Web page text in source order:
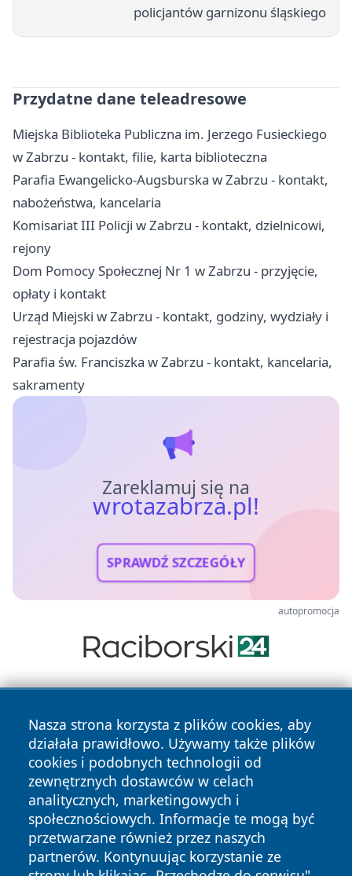
policjantów garnizonu śląskiego
Przydatne dane teleadresowe
Miejska Biblioteka Publiczna im. Jerzego Fusieckiego
w Zabrzu - kontakt, filie, karta biblioteczna
Parafia Ewangelicko-Augsburska w Zabrzu - kontakt,
nabożeństwa, kancelaria
Komisariat III Policji w Zabrzu - kontakt, dzielnicowi,
rejony
Dom Pomocy Społecznej Nr 1 w Zabrzu - przyjęcie,
opłaty i kontakt
Urząd Miejski w Zabrzu - kontakt, godziny, wydziały i
rejestracja pojazdów
Parafia św. Franciszka w Zabrzu - kontakt, kancelaria,
sakramenty
Zareklamuj się na
wrotazabrza.pl!
SPRAWDŹ SZCZEGÓŁY
autopromocja
Nasza strona korzysta z plików cookies, aby
działała prawidłowo. Używamy także plików
cookies i podobnych technologii od
zewnętrznych dostawców w celach
analitycznych, marketingowych i
społecznościowych. Informacje te mogą być
przetwarzane również przez naszych
partnerów. Kontynuując korzystanie ze
Copyright © 2026 wrotazabrza.pl Wszystkie prawa
zastrzeżone.
News Autorzy
Polityka
Polityka